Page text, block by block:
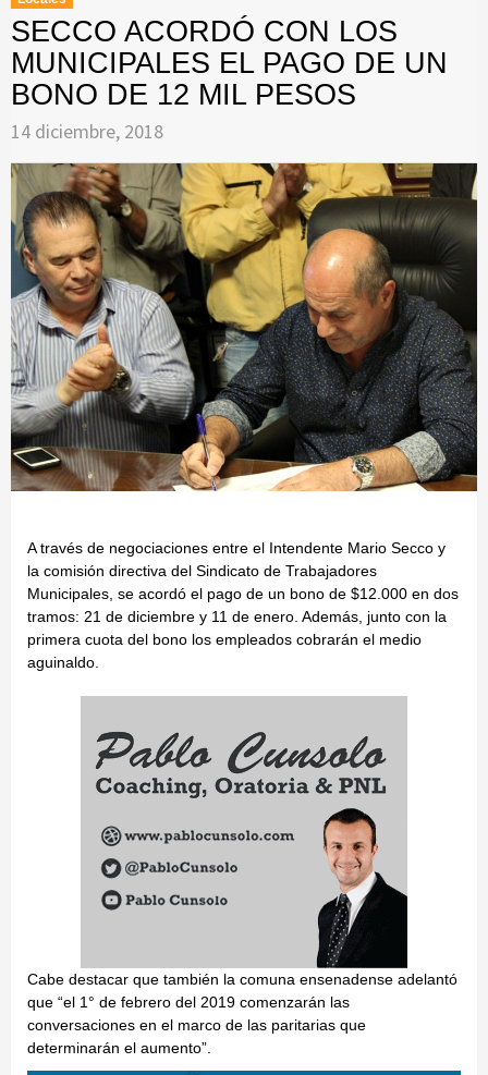
SECCO ACORDÓ CON LOS
MUNICIPALES EL PAGO DE UN
BONO DE 12 MIL PESOS
14 diciembre, 2018
A través de negociaciones entre el Intendente Mario Secco y
la comisión directiva del Sindicato de Trabajadores
Municipales, se acordó el pago de un bono de $12.000 en dos
tramos: 21 de diciembre y 11 de enero. Además, junto con la
primera cuota del bono los empleados cobrarán el medio
aguinaldo.
Cabe destacar que también la comuna ensenadense adelantó
que “el 1° de febrero del 2019 comenzarán las
conversaciones en el marco de las paritarias que
determinarán el aumento”.